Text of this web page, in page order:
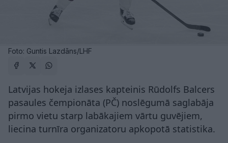
Foto: Guntis Lazdāns/LHF
Latvijas hokeja izlases kapteinis Rūdolfs Balcers
pasaules čempionāta (PČ) noslēgumā saglabāja
pirmo vietu starp labākajiem vārtu guvējiem,
liecina turnīra organizatoru apkopotā statistika.